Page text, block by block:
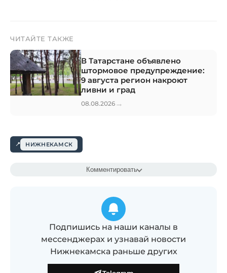
ЧИТАЙТЕ ТАКЖЕ
В Татарстане объявлено
штормовое предупреждение:
9 августа регион накроют
ливни и град
08.08.2026 →
НИЖНЕКАМСК
Комментировать
Подпишись на наши каналы в
мессенджерах и узнавай новости
Нижнекамска раньше других